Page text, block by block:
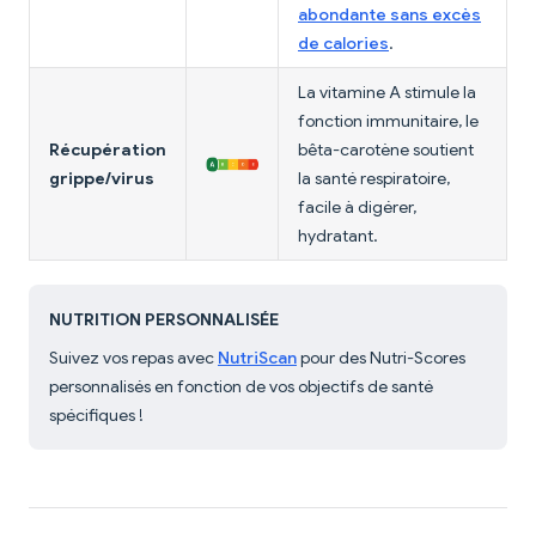
abondante sans excès
de calories.
Récupération
grippe/virus
La vitamine A stimule la
fonction immunitaire, le
bêta-carotène soutient
la santé respiratoire,
facile à digérer,
hydratant.
NUTRITION PERSONNALISÉE
Suivez vos repas avec NutriScanpour des Nutri-Scores
personnalisés en fonction de vos objectifs de santé
spécifiques !